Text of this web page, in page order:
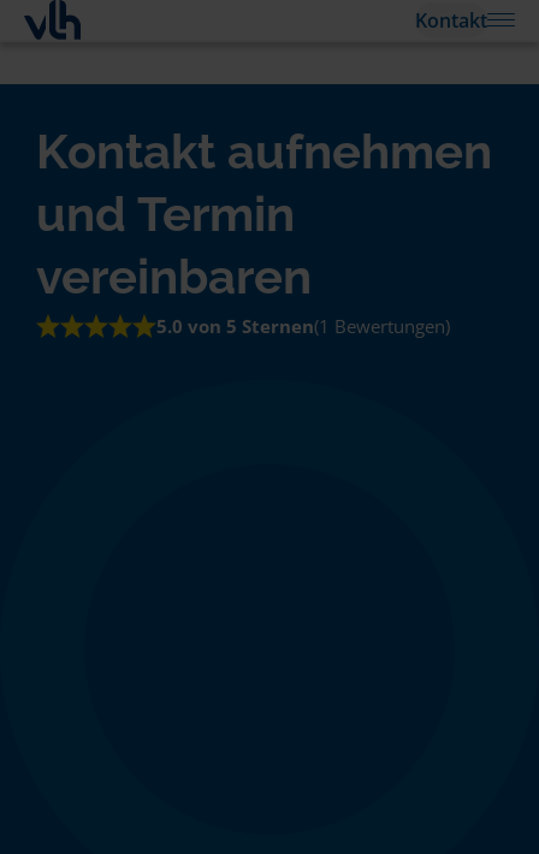
Kontakt
Kontakt aufnehmen
und Termin
vereinbaren
5.0 von 5 Sternen(1 Bewertungen)